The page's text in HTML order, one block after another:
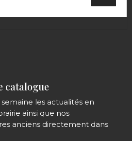
catalogue
les actualités en
ainsi que nos
anciens directement dans